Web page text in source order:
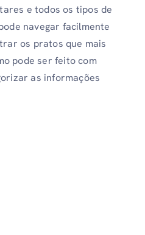
e todos os tipos de
navegar facilmente
os pratos que mais
pode ser feito com
as informações